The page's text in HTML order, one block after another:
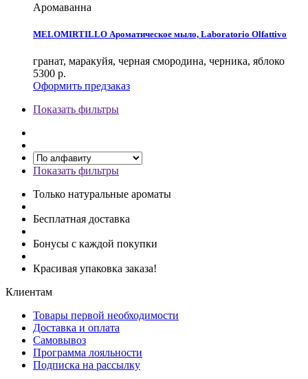
Аромаванна
MELOMIRTILLO Ароматическое мыло, Laboratorio Olfattivo
гранат, маракуйя, черная смородина, черника, яблоко
5300 р.
Оформить предзаказ
Показать фильтры
Показать фильтры
Только натуральные ароматы
Бесплатная доставка
Бонусы с каждой покупки
Красивая упаковка заказа!
Клиентам
Товары первой необходимости
Доставка и оплата
Самовывоз
Программа лояльности
Подписка на рассылку